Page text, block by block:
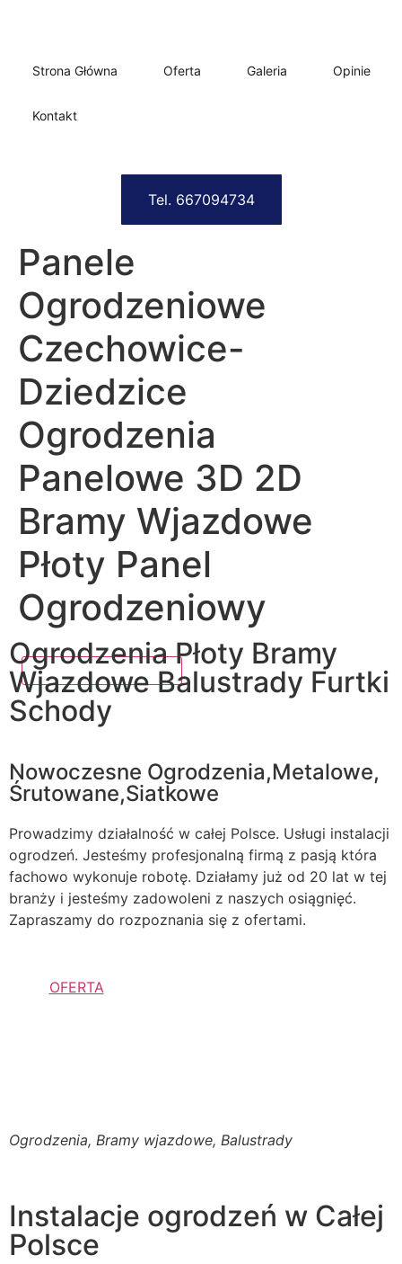
Strona Główna Oferta Galeria Opinie
Kontakt
Tel. 667094734
Panele
Ogrodzeniowe
Czechowice-
Dziedzice
Ogrodzenia
Panelowe 3D 2D
Bramy Wjazdowe
Płoty Panel
Ogrodzeniowy
Ogrodzenia Płoty Bramy
Wjazdowe Balustrady Furtki
Schody
Nowoczesne Ogrodzenia,Metalowe,
Śrutowane,Siatkowe
Prowadzimy działalność w całej Polsce. Usługi instalacji
ogrodzeń. Jesteśmy profesjonalną firmą z pasją która
fachowo wykonuje robotę. Działamy już od 20 lat w tej
branży i jesteśmy zadowoleni z naszych osiągnięć.
Zapraszamy do rozpoznania się z ofertami.
OFERTA
Ogrodzenia, Bramy wjazdowe, Balustrady
Instalacje ogrodzeń w Całej
Polsce